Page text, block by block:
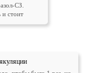
СЗ.
и стоит